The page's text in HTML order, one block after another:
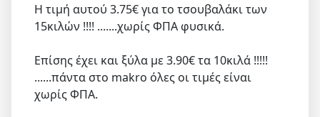
Η τιμή αυτού 3.75€ για το τσουβαλάκι των
15κιλών !!!! .......χωρίς ΦΠΑ φυσικά.
Επίσης έχει και ξύλα με 3.90€ τα 10κιλά !!!!!
......πάντα στο makro όλες οι τιμές είναι
χωρίς ΦΠΑ.